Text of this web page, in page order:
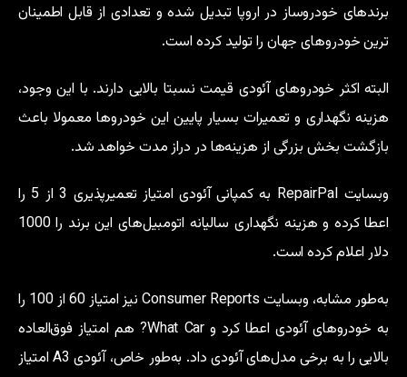
برندهای خودروساز در اروپا تبدیل شده و تعدادی از قابل اطمینان
ترین خودروهای جهان را تولید کرده است.
البته اکثر خودروهای آئودی قیمت نسبتا بالایی دارند. با این وجود،
هزینه نگهداری و تعمیرات بسیار پایین این خودروها معمولا باعث
بازگشت بخش بزرگی از هزینه‌ها در دراز مدت خواهد شد.
وبسایت RepairPal به کمپانی آئودی امتیاز تعمیرپذیری 3 از 5 را
اعطا کرده و هزینه نگهداری سالیانه اتومبیل‌های این برند را 1000
دلار اعلام کرده است.
به‌طور مشابه، وبسایت Consumer Reports نیز امتیاز 60 از 100 را
به خودروهای آئودی اعطا کرد و What Car? هم امتیاز فوق‌العاده
بالایی را به برخی مدل‌های آئودی داد. به‌طور خاص، آئودی A3 امتیاز